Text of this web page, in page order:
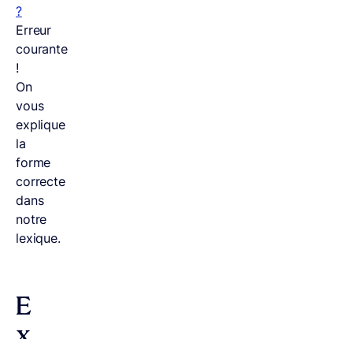
?
Erreur
courante
!
On
vous
explique
la
forme
correcte
dans
notre
lexique.
E